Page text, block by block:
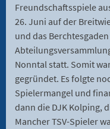
Freundschaftsspiele
26. Juni auf der
und das
Nonntal statt. Somit
gegründet. Es folgte
Spielermangel und
dann die DJK Kolping,
Mancher TSV-Spieler